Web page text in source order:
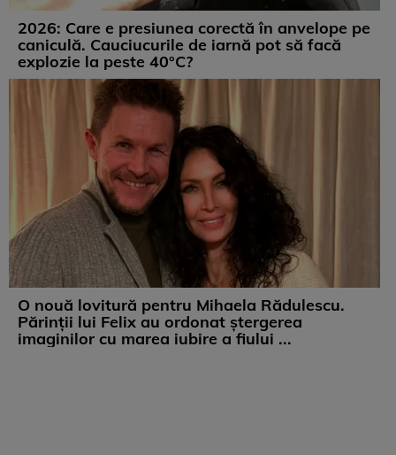
2026: Care e presiunea corectă în anvelope pe
caniculă. Cauciucurile de iarnă pot să facă
explozie la peste 40°C?
O nouă lovitură pentru Mihaela Rădulescu.
Părinții lui Felix au ordonat ștergerea
imaginilor cu marea iubire a fiului ...